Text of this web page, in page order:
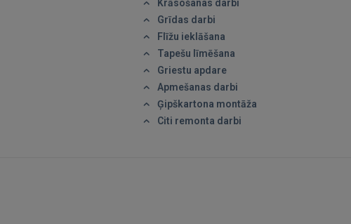
GOOGLE
 Sign in with Apple
Vēl neesat reģistrējies?
REĢISTRĀCIJA
Krāsošanas darbi
Grīdas darbi
Flīžu ieklāšana
Tapešu līmēšana
Griestu apdare
Apmešanas darbi
Ģipškartona montāža
Citi remonta darbi